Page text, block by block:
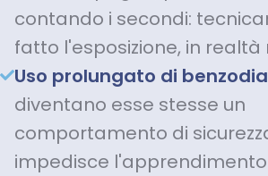
contando i secondi:
fatto l'esposizione, in realtà
Uso prolungato di
diventano esse stesse un
comportamento di
impedisce l'apprendimento